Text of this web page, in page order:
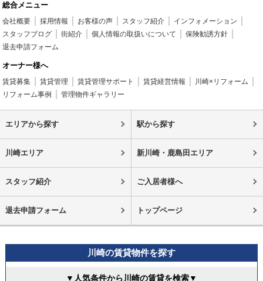
総合メニュー
会社概要 採用情報 お客様の声 スタッフ紹介
インフォメーション
スタッフブログ
街紹介 個人情報の取扱いについて
保険勧誘方針
退去申請フォーム
オーナー様へ
賃貸募集 賃貸管理 賃貸管理サポート 賃貸経営情報
川崎×リフォーム
リフォーム事例
管理物件ギャラリー
エリアから探す 駅から探す
川崎エリア 新川崎・鹿島田エリア
スタッフ紹介 ご入居者様へ
退去申請フォーム トップページ
川崎の賃貸物件を探す
▼人気条件から川崎の賃貸を検索▼